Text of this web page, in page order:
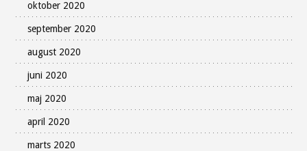
oktober 2020
september 2020
august 2020
juni 2020
maj 2020
april 2020
marts 2020